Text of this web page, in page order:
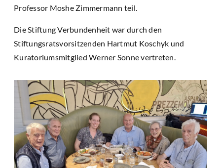
Professor Moshe Zimmermann teil.
Die Stiftung Verbundenheit war durch den
Stiftungsratsvorsitzenden Hartmut Koschyk und
Kuratoriumsmitglied Werner Sonne vertreten.